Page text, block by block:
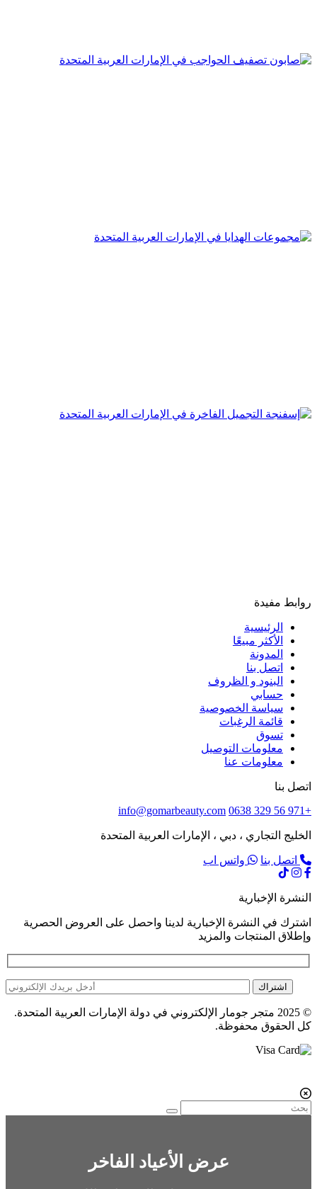
روابط مفيدة
الرئيسية
الأكثر مبيعًا
المدونة
اتصل بنا
البنود و الظروف
حسابي
سياسة الخصوصية
قائمة الرغبات
تسوق
معلومات التوصيل
معلومات عنا
اتصل بنا
+971 56 329 0638
info@gomarbeauty.com
الخليج التجاري ، دبي ، الإمارات العربية المتحدة
اتصل بنا واتس اب
النشرة الإخبارية
اشترك في النشرة الإخبارية لدينا واحصل على العروض الحصرية
وإطلاق المنتجات والمزيد
اشتراك
© 2025 متجر جومار الإلكتروني في دولة الإمارات العربية المتحدة.
كل الحقوق محفوظة.
عرض الأعياد الفاخر